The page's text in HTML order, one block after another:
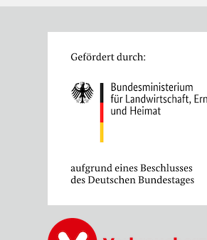
Image